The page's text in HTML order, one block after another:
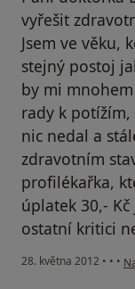
vyřešit
Jsem ve věku,
stejný postoj
by mi
rady k
nic nedal a
zdravotním
profilékařka,
úplatek 30,-
ostatní kritici
28. května 2012 • • •